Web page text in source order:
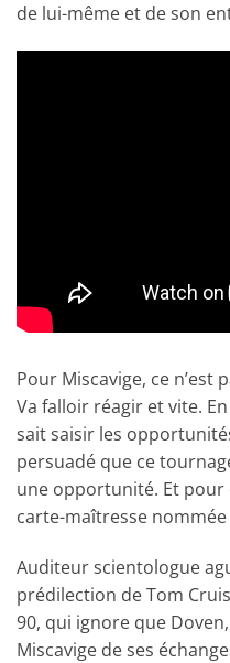
de lui-même et de son
Pour Miscavige, ce n’est
Va falloir réagir et vite.
sait saisir les
persuadé que ce
une opportunité. Et pour
carte-maîtresse
Auditeur scientologue
prédilection de Tom
90, qui ignore que
Miscavige de ses